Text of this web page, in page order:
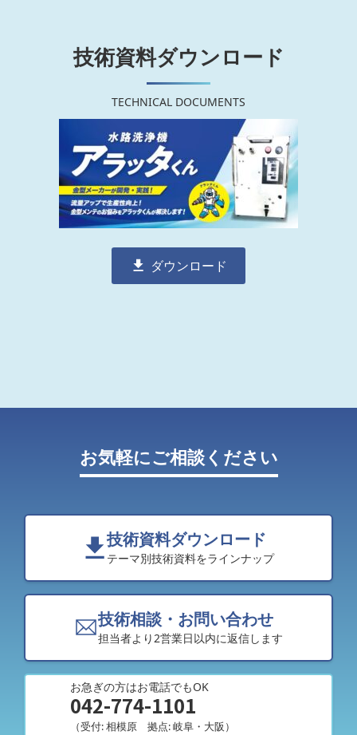
技術資料ダウンロード
TECHNICAL DOCUMENTS
ダウンロード
お気軽にご相談ください
技術資料ダウンロード
テーマ別技術資料をラインナップ
技術相談・お問い合わせ
担当者より2営業日以内に返信します
お急ぎの方はお電話でもOK
042-774-1101
（受付: 相模原 拠点: 岐阜・大阪）